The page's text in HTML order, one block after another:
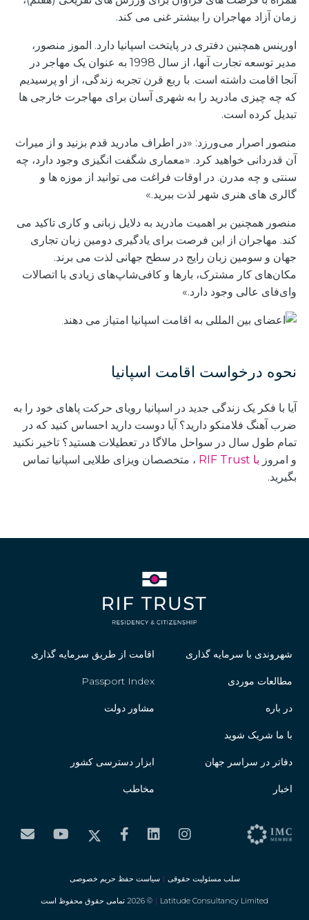
زمان آزاد مهاجران را بیشتر غنی می کند.
اورینس همچنین دفتری در پایتخت اسپانیا دارد. الموز منصور،
مدیر توسعه تجارت آنها، از سال 1998 به عنوان یک مهاجر در
آنجا اقامت داشته است. با ربع قرن تجربه زندگی، از او پرسیدیم
که چه چیزی مادرید را به شهری آسان برای مهاجرت خارجی ها
تبدیل کرده است.
منصور اصرار می‌ورزد: «در اطراف مادرید قدم بزنید و از میراث
آن قدردانی خواهید کرد. «معماری شگفت انگیزی وجود دارد، چه
سنتی و چه مدرن. در اوقات فراغت می توانید از موزه ها و
گالری های هنری شهر لذت ببرید.»
منصور همچنین بر اهمیت مادرید به دلایل زبانی و کاری تاکید می
کند. مهاجران از این فرصت برای یادگیری دومین زبان تجاری
جهان و سومین زبان رایج در سطح جهانی لذت می برند.
مکان‌های کار مشترک، بارها و کافی‌شاپ‌های زیادی با اتصالات
وای‌فای عالی وجود دارد.»
نحوه درخواست اقامت اسپانیا
آیا با فکر یک زندگی جدید در اسپانیا رویای حرکت پاهای خود را به
ضرب آهنگ فلامنکو دارید؟ آیا دوست دارید احساس کنید که در
تمام طول سال در سواحل مالاگا در تعطیلات هستید؟ تاخیر نکنید
و امروز با RIF Trust
، متخصصان ویزای طلایی اسپانیا تماس
بگیرید.
شهروندی با سرمایه گذاری اقامت از طریق سرمایه گذاری
مطالعات موردی Passport Index
در باره مشاور دولت
با ما شریک شوید
دفاتر در سراسر جهان ابزار دسترسی کشور
اخبار مخاطب
سلب مسئولیت حقوقی | سیاست حفظ حریم خصوصی
Latitude Consultancy Limited
| © 2026 تمامی حقوق محفوظ است